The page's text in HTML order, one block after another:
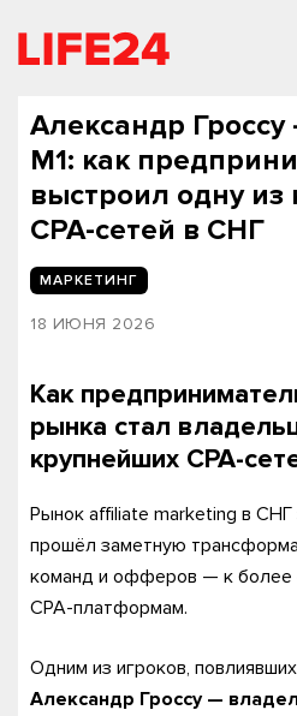
Александр
M1: как
выстроил одну
CPA-сетей в СНГ
МАРКЕТИНГ
18 ИЮНЯ 2026
Как
рынка стал
крупнейших CPA-
Рынок affiliate marketing в
прошёл заметную
команд и офферов — к более
CPA-платформам.
Одним из игроков,
Александр Гроссу —